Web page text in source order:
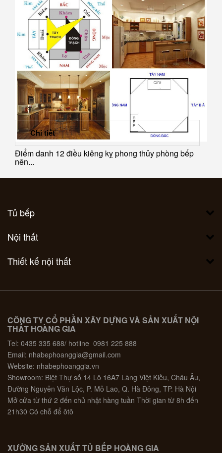
Điểm danh 12 điều kiêng kỵ phong thủy phòng bếp
nên...
Chi tiết
Tủ bếp
Nội thất
Thiết kế nội thất
CÔNG TY CỔ PHẦN XÂY DỰNG VÀ SẢN XUẤT NỘI
THẤT HOÀNG GIA
Tel: 0435 335 688/ hotline 0981 225 888
Email: nhabephoanggia@gmail.com
Website: nhabephoanggia.vn
Showroom: Biệt Thự số 14 Lô 16A7 Làng Việt Kiều, Châu Âu,
Đường Nguyễn Văn Lộc, P. Mỗ Lao, Q. Hà Đông, TP. Hà Nội
Mở cửa từ thứ 2 đến chủ nhật hàng tuần Thời gian từ 8h đến
21h30 Có chỗ để ôtô
XƯỞNG SẢN XUẤT TỦ BẾP HOÀNG GIA